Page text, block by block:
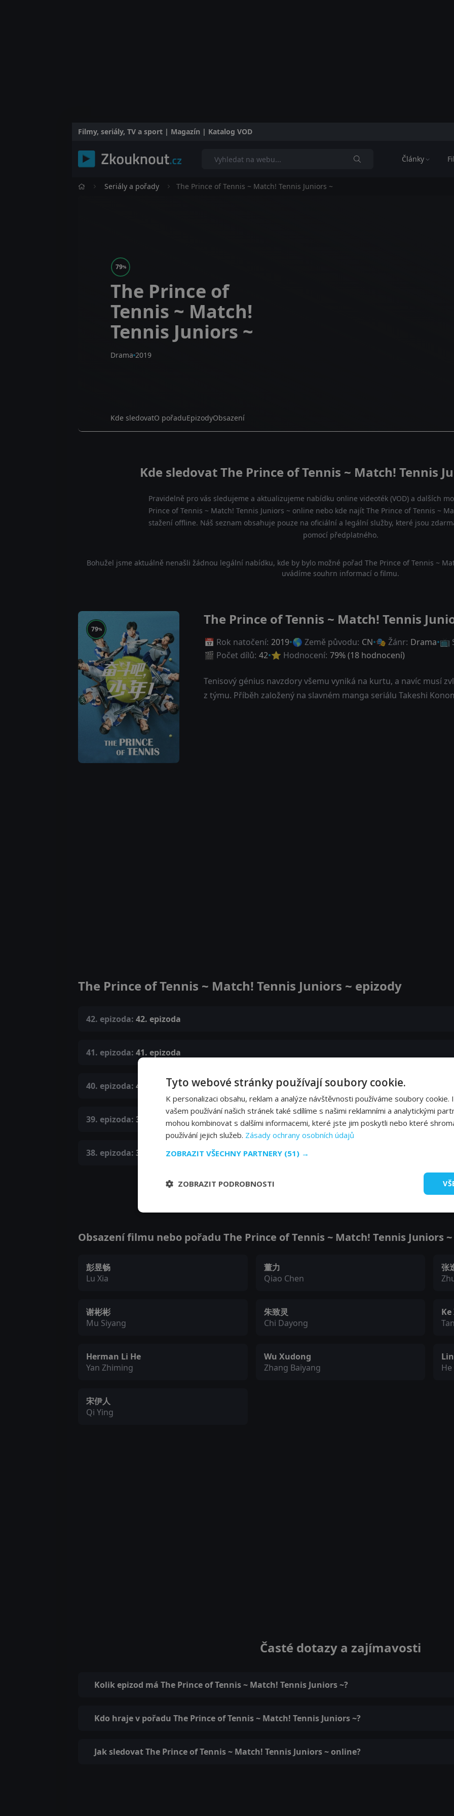
Filmy, seriály, TV a sport | Magazín | Katalog VOD
Články
Seriály a pořady The Prince of Tennis ~ Match! Tennis Juniors ~
79%
The Prince of
Tennis ~ Match!
Tennis Juniors ~
Drama 2019
Kde sledovatO pořaduEpizodyObsazení
Kde sledovat The Prince of Tennis ~ Match! Tennis
Pravidelně pro vás sledujeme a aktualizujeme nabídku online videoték (VOD) a dalších
Prince of Tennis ~ Match! Tennis Juniors ~ online nebo kde najít The Prince of Tennis ~
stažení offline. Náš seznam obsahuje pouze na oficiální a legální služby, které jsou
pomocí předplatného.
Bohužel jsme aktuálně nenašli žádnou legální nabídku, kde by bylo možné pořad The Prince of Tennis ~
uvádíme souhrn informací o filmu.
79%
The Prince of Tennis ~ Match! Tennis
📅 Rok natočení: 2019 🌎 Země původu: CN 🎭 Žánr: Drama 📺
🎬 Počet dílů: 42 ⭐ Hodnocení: 79% (18 hodnocení)
Tenisový génius navzdory všemu vyniká na kurtu, a navíc musí
z týmu. Příběh založený na slavném manga seriálu Takeshi
The Prince of Tennis ~ Match! Tennis Juniors ~ epizody
42. epizoda: 42. epizoda
41. epizoda: 41. epizoda
40. epizoda: 40. epizoda
39. epizoda: 39. epizoda
38. epizoda: 38. epizoda
Obsazení filmu nebo pořadu The Prince of Tennis ~ Match! Tennis Juniors
彭昱畅
Lu Xia
董力
Qiao Chen
张
谢彬彬
Mu Siyang
朱致灵
Chi Dayong
Ke
Herman Li He
Yan Zhiming
Wu Xudong
Zhang Baiyang
宋伊人
Qi Ying
Časté dotazy a zajímavosti
Kolik epizod má The Prince of Tennis ~ Match! Tennis Juniors ~?
Kdo hraje v pořadu The Prince of Tennis ~ Match! Tennis Juniors ~?
Jak sledovat The Prince of Tennis ~ Match! Tennis Juniors ~ online?
Tyto webové stránky používají soubory cookie.
K personalizaci obsahu, reklam a analýze návštěvnosti používáme soubory cookie.
vašem používání našich stránek také sdílíme s našimi reklamními a analytickými
mohou kombinovat s dalšími informacemi, které jste jim poskytli nebo které
používání jejich služeb. Zásady ochrany osobních údajů
ZOBRAZIT VŠECHNY PARTNERY (51) →
ZOBRAZIT PODROBNOSTI